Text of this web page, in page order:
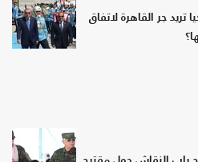
لـ"عربي21": تركيا تريد جر القاهرة لاتفاق